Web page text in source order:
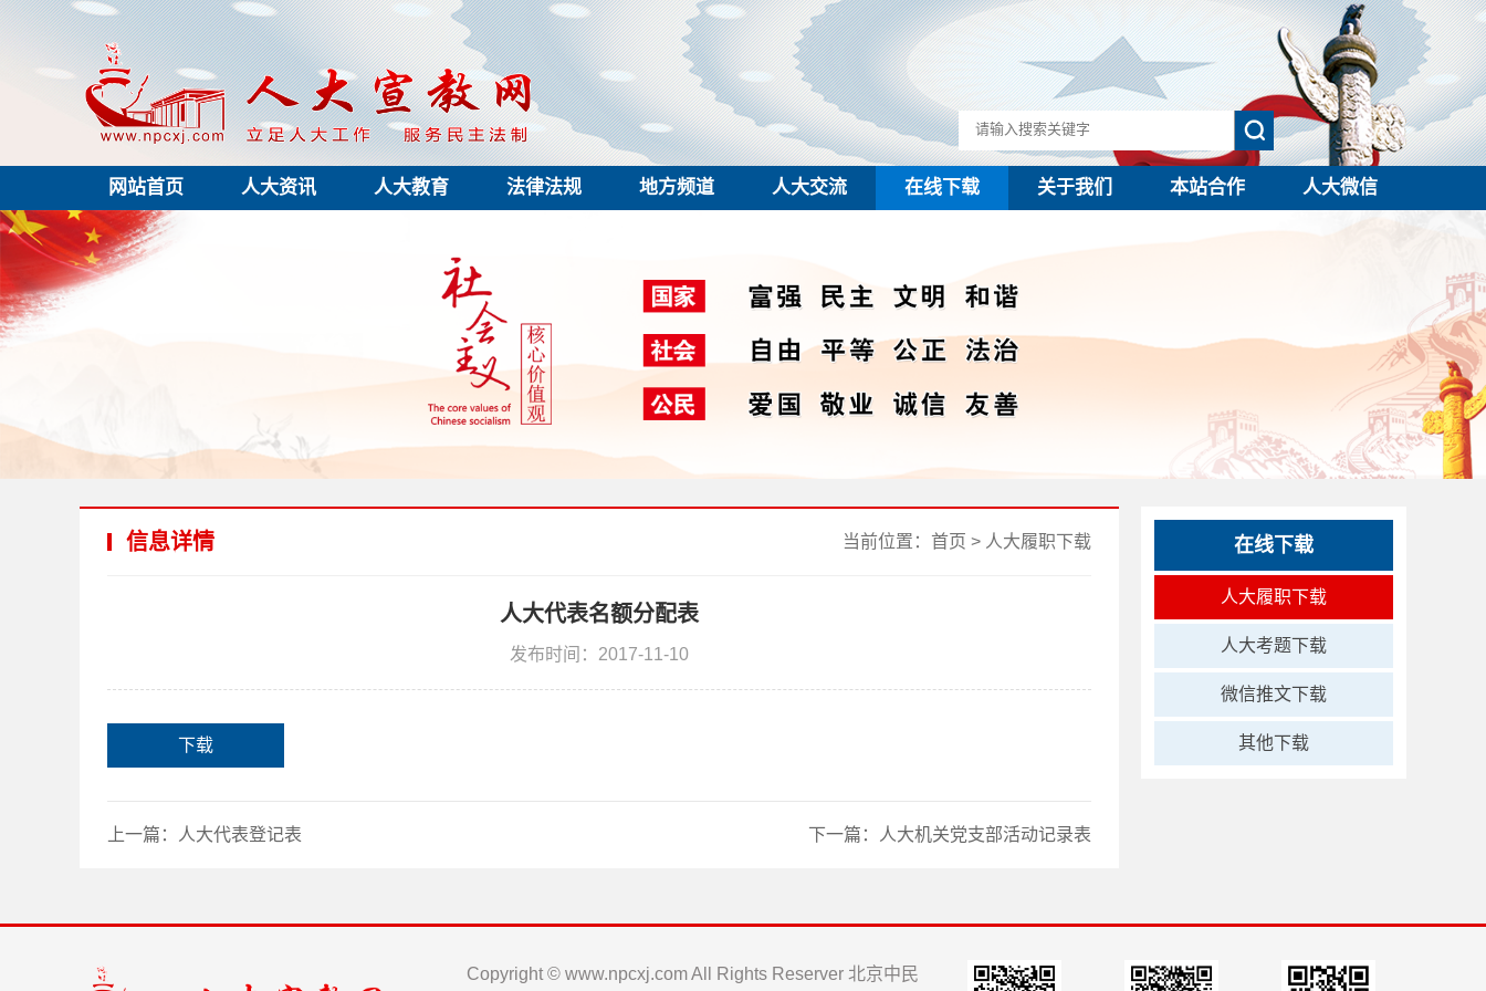
网站首页 人大资讯 人大教育 法律法规 地方频道 人大交流 在线下载 关于我们 本站合作 人大微信
信息详情 当前位置： 首页 > 人大履职下载
人大代表名额分配表
发布时间：2017-11-10
下载
上一篇： 人大代表登记表 下一篇： 人大机关党支部活动记录表
在线下载
人大履职下载
人大考题下载
微信推文下载
其他下载
Copyright © www.npcxj.com All Rights Reserver 北京中民